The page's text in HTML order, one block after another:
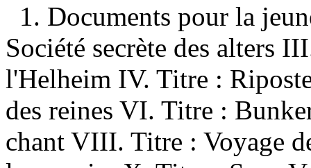
1. Documents pour la
Société secrète des alters
l'Helheim IV. Titre :
des reines VI. Titre :
chant VIII. Titre : Voyage